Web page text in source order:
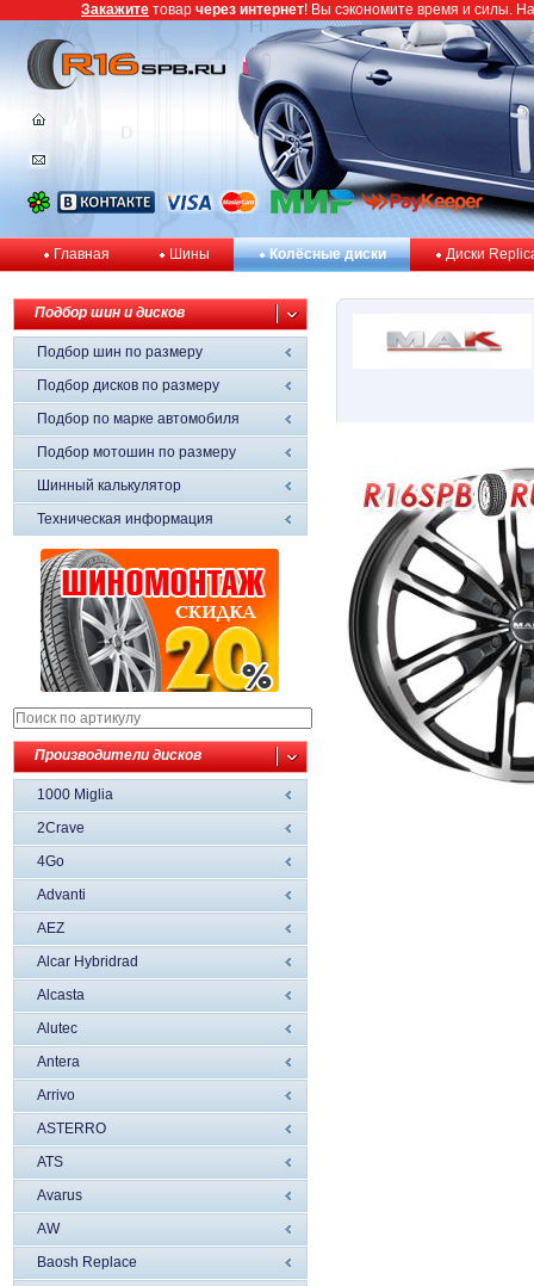
Главная Шины Колёсные диски Диски
Подбор шин и дисков
Подбор шин по размеру
Подбор дисков по размеру
Подбор по марке автомобиля
Подбор мотошин по размеру
Шинный калькулятор
Техническая информация
Производители дисков
1000 Miglia
2Crave
4Go
Advanti
AEZ
Alcar Hybridrad
Alcasta
Alutec
Antera
Arrivo
ASTERRO
ATS
Avarus
AW
Baosh Replace
Закажите товар через интернет! Вы сэкономите время и силы.